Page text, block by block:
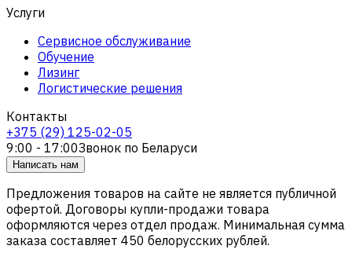
Услуги
Сервисное обслуживание
Обучение
Лизинг
Логистические решения
Контакты
+375 (29) 125-02-05
9:00 - 17:00Звонок по Беларуси
Написать нам
Предложения товаров на сайте не является публичной
офертой. Договоры купли-продажи товара
оформляются через отдел продаж. Минимальная сумма
заказа составляет 450 белорусских рублей.